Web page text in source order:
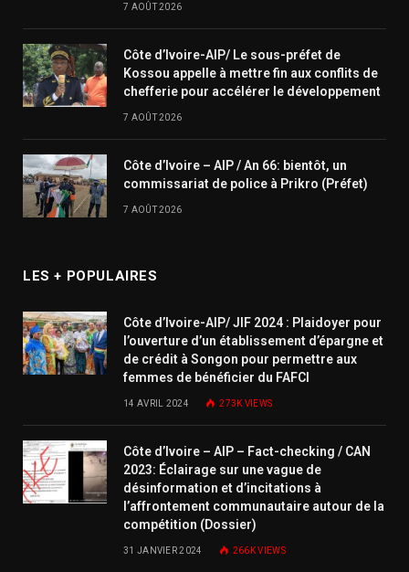
7 AOÛT 2026
Côte d’Ivoire-AIP/ Le sous-préfet de
Kossou appelle à mettre fin aux conflits de
chefferie pour accélérer le développement
7 AOÛT 2026
Côte d’Ivoire – AIP / An 66: bientôt, un
commissariat de police à Prikro (Préfet)
7 AOÛT 2026
LES + POPULAIRES
Côte d’Ivoire-AIP/ JIF 2024 : Plaidoyer pour
l’ouverture d’un établissement d’épargne et
de crédit à Songon pour permettre aux
femmes de bénéficier du FAFCI
14 AVRIL 2024 273K VIEWS
Côte d’Ivoire – AIP – Fact-checking / CAN
2023: Éclairage sur une vague de
désinformation et d’incitations à
l’affrontement communautaire autour de la
compétition (Dossier)
31 JANVIER 2024 266KVIEWS